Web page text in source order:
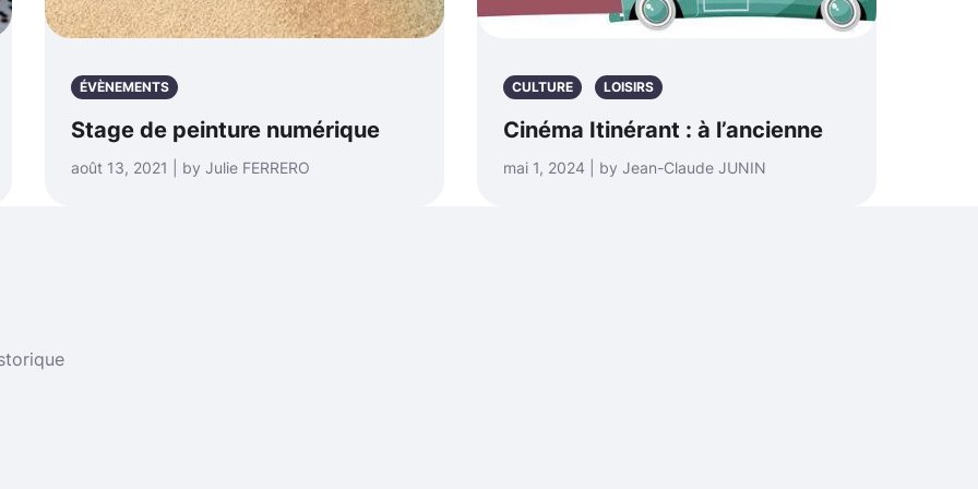
ÉVÈNEMENTS
Stage de peinture numérique
août 13, 2021 | by Julie FERRERO
CULTURE LOISIRS
Cinéma Itinérant : à l’ancienne
mai 1, 2024 | by Jean-Claude JUNIN